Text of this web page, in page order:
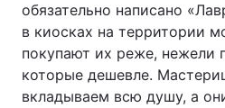
обязательно написано
в киосках на территории
покупают их реже, нежели
которые дешевле.
вкладываем всю душу, а